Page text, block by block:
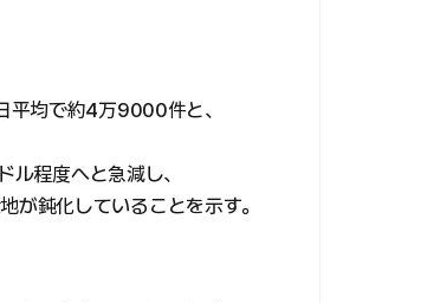
平均で約4万9000件と、
程度へと急減し、
が鈍化していることを示す。